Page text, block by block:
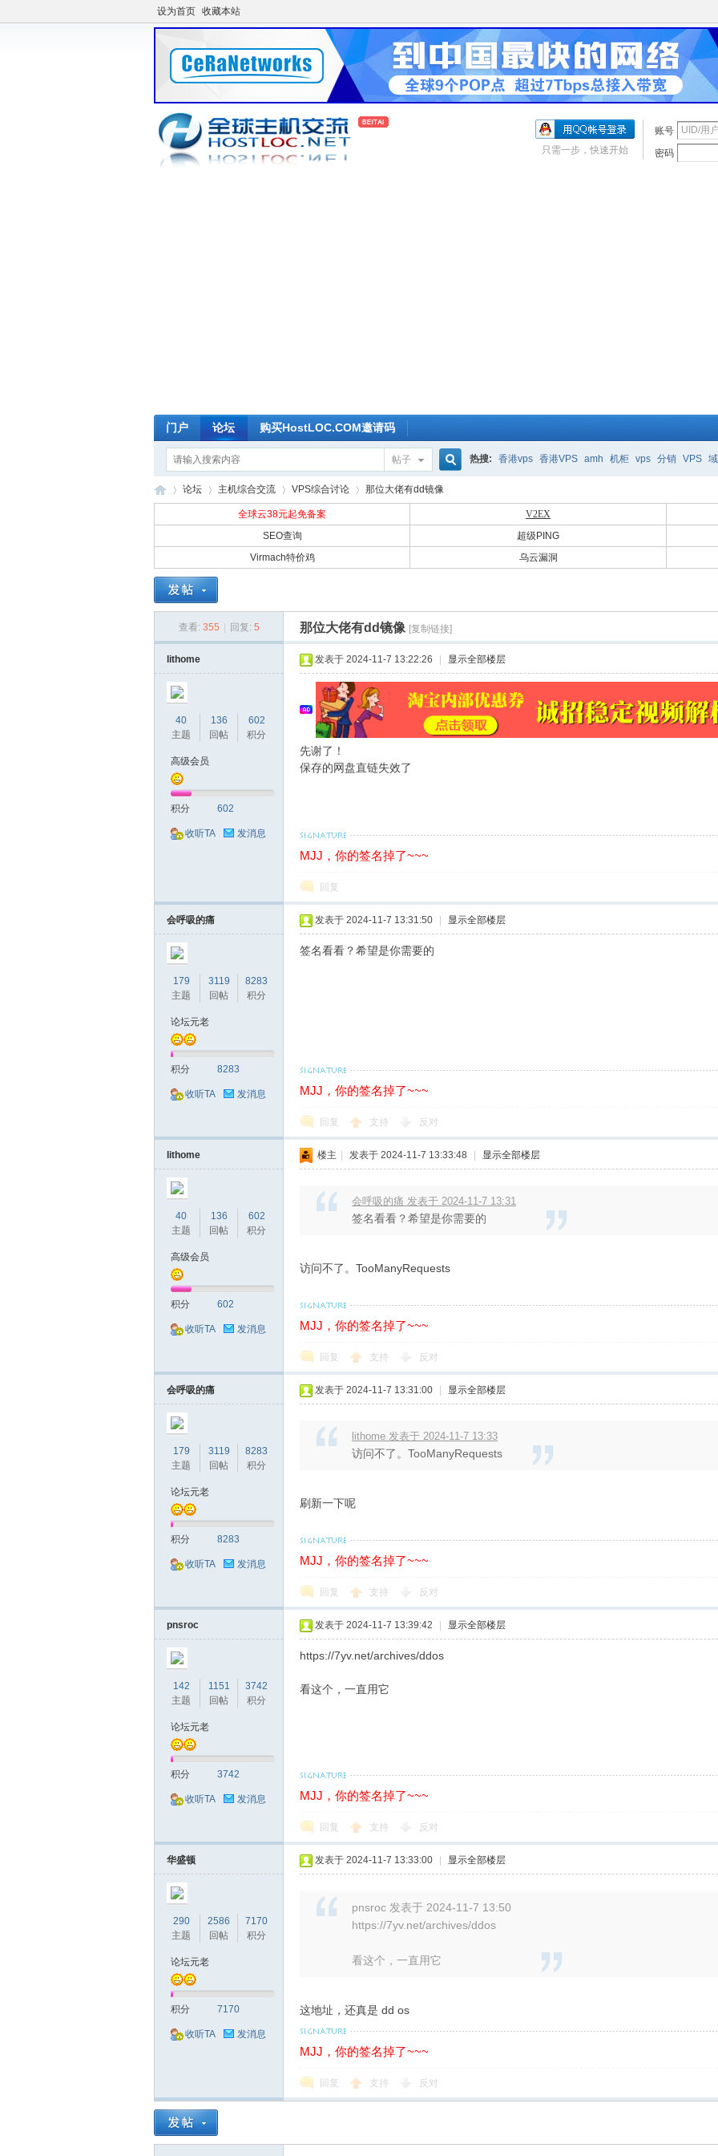
设为首页 收藏本站
账号
密码
只需一步，快速开始
门户 论坛 购买HostLOC.COM邀请码
帖子 热搜: 香港vps 香港VPS amh 机柜 vps 分销 VPS
备
论坛 主机综合交流
›
VPS综合讨论 那位大佬有dd镜像
全球云38元起免备案
V2EX
SEO查询
超级PING
Virmach特价鸡
乌云漏洞
查看: 355 回复: 5 那位大佬有dd镜像 [复制链接]
lithome
40
主题
136
回帖
602
积分
高级会员
积分 602
收听TA 发消息
发表于 2024-11-7 13:22:26 显示全部楼层
先谢了！
保存的网盘直链失效了
MJJ，你的签名掉了~~~
回复
会呼吸的痛
179
主题
3119
回帖
8283
积分
论坛元老
积分 8283
收听TA 发消息
发表于 2024-11-7 13:31:50 显示全部楼层
签名看看？希望是你需要的
MJJ，你的签名掉了~~~
回复 支持 反对
lithome
40
主题
136
回帖
602
积分
高级会员
积分 602
收听TA 发消息
楼主 发表于 2024-11-7 13:33:48 显示全部楼层
会呼吸的痛 发表于 2024-11-7 13:31
签名看看？希望是你需要的
访问不了。TooManyRequests
MJJ，你的签名掉了~~~
回复 支持 反对
会呼吸的痛
179
主题
3119
回帖
8283
积分
论坛元老
积分 8283
收听TA 发消息
发表于 2024-11-7 13:31:00 显示全部楼层
lithome 发表于 2024-11-7 13:33
访问不了。TooManyRequests
刷新一下呢
MJJ，你的签名掉了~~~
回复 支持 反对
pnsroc
142
主题
1151
回帖
3742
积分
论坛元老
积分 3742
收听TA 发消息
发表于 2024-11-7 13:39:42 显示全部楼层
https://7yv.net/archives/ddos
看这个，一直用它
MJJ，你的签名掉了~~~
回复 支持 反对
华盛顿
290
主题
2586
回帖
7170
积分
论坛元老
积分 7170
收听TA 发消息
发表于 2024-11-7 13:33:00 显示全部楼层
pnsroc 发表于 2024-11-7 13:50
https://7yv.net/archives/ddos
看这个，一直用它
这地址，还真是 dd os
MJJ，你的签名掉了~~~
回复 支持 反对